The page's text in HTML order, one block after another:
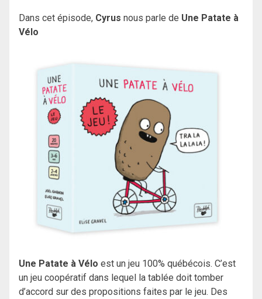
Dans cet épisode, Cyrus nous parle de Une Patate à
Vélo
Une Patate à Vélo est un jeu 100% québécois. C’est
un jeu coopératif dans lequel la tablée doit tomber
d’accord sur des propositions faites par le jeu. Des